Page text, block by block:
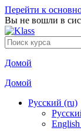
Перейти к
Вы не вошли в
Домой
Домой
Русский ‎(ru)‎